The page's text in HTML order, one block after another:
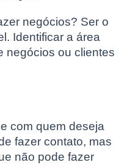
negócios? Ser o
Identificar a área
negócios ou clientes
com quem deseja
fazer contato, mas
não pode fazer